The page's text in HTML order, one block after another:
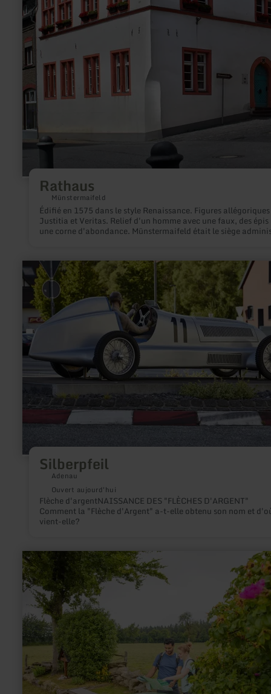
Rathaus
Münstermaifeld
Édifié en 1575 dans le style Renaissance. Figures
Justitia et Veritas. Relief d'un homme avec une faux, des épis
une corne d'abondance. Münstermaifeld était le siège
communauté d'agglomération de Maifeld.
Silberpfeil
Adenau
Ouvert aujourd'hui
Flèche d'argentNAISSANCE DES "FLÈCHES D'ARGENT"
Comment la "Flèche d'Argent" a-t-elle obtenu son nom et
vient-elle?
savoir
plus
Silberpfeil
en
savoir
plus
sur
:
Eifel-
Blick
-
"Steling"
Monschau-
Mützenich